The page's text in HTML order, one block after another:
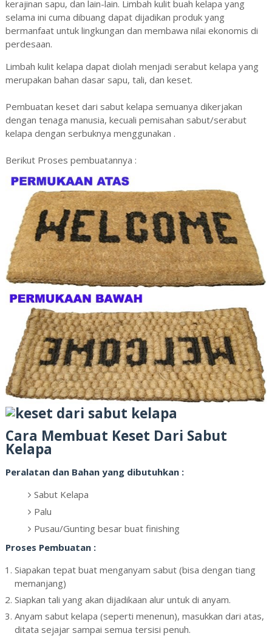
kerajinan sapu, dan lain-lain. Limbah kulit buah kelapa yang
selama ini cuma dibuang dapat dijadikan produk yang
bermanfaat untuk lingkungan dan membawa nilai ekonomis di
perdesaan.
Limbah kulit kelapa dapat diolah menjadi serabut kelapa yang
merupakan bahan dasar sapu, tali, dan keset.
Pembuatan keset dari sabut kelapa semuanya dikerjakan
dengan tenaga manusia, kecuali pemisahan sabut/serabut
kelapa dengan serbuknya menggunakan .
Berikut Proses pembuatannya :
Cara Membuat Keset Dari Sabut
Kelapa
Peralatan dan Bahan yang dibutuhkan :
Sabut Kelapa
Palu
Pusau/Gunting besar buat finishing
Proses Pembuatan :
Siapakan tepat buat menganyam sabut (bisa dengan tiang
memanjang)
Siapkan tali yang akan dijadikaan alur untuk di anyam.
Anyam sabut kelapa (seperti menenun), masukkan dari atas,
ditata sejajar sampai semua tersisi penuh.